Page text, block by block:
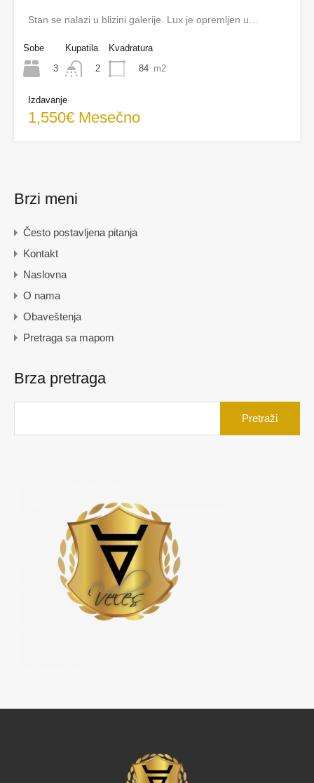
Stan se nalazi u blizini galerije. Lux je opremljen u…
Sobe
3
Kupatila
2
Kvadratura
84 m2
Izdavanje
1,550€ Mesečno
Brzi meni
Često postavljena pitanja
Kontakt
Naslovna
O nama
Obaveštenja
Pretraga sa mapom
Brza pretraga